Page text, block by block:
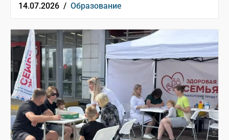
14.07.2026 / Образование